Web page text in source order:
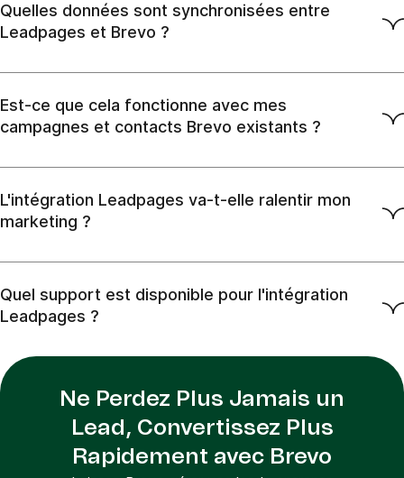
Quelles données sont synchronisées entre
Leadpages et Brevo ?
Est-ce que cela fonctionne avec mes
campagnes et contacts Brevo existants ?
L'intégration Leadpages va-t-elle ralentir mon
marketing ?
Quel support est disponible pour l'intégration
Leadpages ?
Ne Perdez Plus Jamais un
Lead, Convertissez Plus
Rapidement avec Brevo